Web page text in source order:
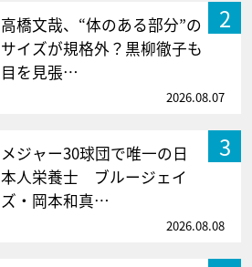
2
高橋文哉、“体のある部分”の
サイズが規格外？黒柳徹子も
目を見張…
2026.08.07
3
メジャー30球団で唯一の日
本人栄養士 ブルージェイ
ズ・岡本和真…
2026.08.08